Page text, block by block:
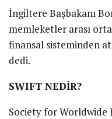
İngiltere Başbakanı
memleketler arası
finansal sisteminden
dedi.
SWIFT NEDİR?
Society for Worldwide